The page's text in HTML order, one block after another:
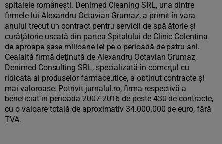
spitalele româneşti. Denimed Cleaning SRL, una dintre
firmele lui Alexandru Octavian Grumaz, a primit în vara
anului trecut un contract pentru servicii de spălătorie şi
curăţătorie uscată din partea Spitalului de Clinic Colentina
de aproape şase milioane lei pe o perioadă de patru ani.
Cealaltă firmă deţinută de Alexandru Octavian Grumaz,
Denimed Consulting SRL, specializată în comerţul cu
ridicata al produselor farmaceutice, a obţinut contracte şi
mai valoroase. Potrivit jurnalul.ro, firma respectivă a
beneficiat în perioada 2007-2016 de peste 430 de contracte,
cu o valoare totală de aproximativ 34.000.000 de euro, fără
TVA.